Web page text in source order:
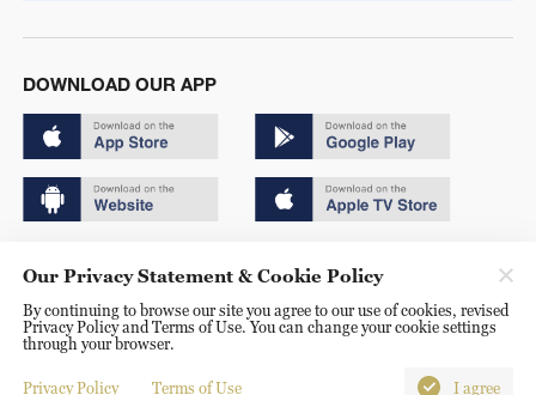
DOWNLOAD OUR APP
京ICP备20000184号
京公网安备 11010502050052号
Disinformation report hotline: 010-85061466
Our Privacy Statement & Cookie Policy
By continuing to browse our site you agree to our use of cookies, revised
Privacy Policy and Terms of Use. You can change your cookie settings
through your browser.
Privacy Policy Terms of Use I agree